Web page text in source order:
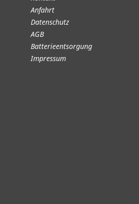
Anfahrt
Datenschutz
AGB
Batterieentsorgung
Impressum